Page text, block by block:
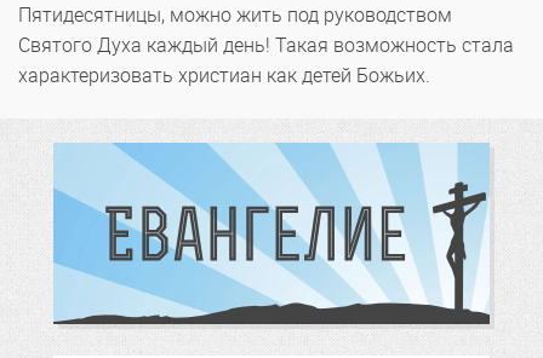
Пятидесятницы, можно жить под руководством
Святого Духа каждый день! Такая возможность стала
характеризовать христиан как детей Божьих.